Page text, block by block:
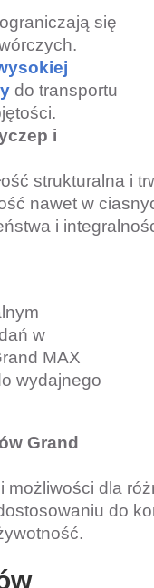
się
do transportu
i
strukturalna i
nawet w
i
w
MAX
wydajnego
Grand
możliwości dla
do